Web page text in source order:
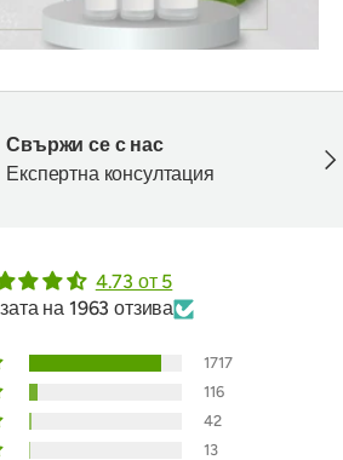
Свържи се с нас
Експертна консултация
4.73 от 5
на 1963 отзива
1717
116
42
13